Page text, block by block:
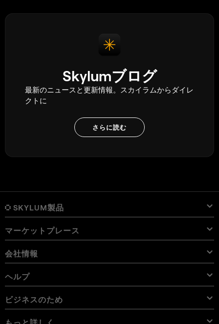
Skylumブログ
最新のニュースと更新情報。スカイラムからダイレ
クトに
さらに読む
SKYLUM製品
Luminar Neo
価格
プロ ツール
使用例
代替ソフト
概要
iPad用 Luminar
iPhone用 Luminar
Vision Pro用 Luminar Neo
Luminar Mobile User Guide
概要
価格
Aperty User Guide
オンライン ツール
オンライン編集ソフト
カラー パレット
マーケットプレース
プリセット
Lightroom プリセット
Luminar Neo パック
Luminar Neo LUT
Aperty LUT
オーバーレイを使用して新しいものを簡単に追加
テクスチャー
会社情報
会社概要
キャリア
アンバサダー
ヘルプ
サポートへのお問い合わせ
ビジネスのため
ビジネスのため
もっと詳しく